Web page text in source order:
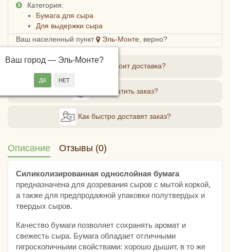
Категория:
Бумага для сыра
Для выдержки сыра
Ваш населенный пункт
Эль-Монте , верно?
Ваш город — Эль-Монте?
Сколько стоит доставка?
Как оплатить заказ?
Как быстро доставят заказ?
Описание Отзывы (0)
Силиколизированная однослойная бумага
предназначена для дозревания сыров с мытой коркой,
а также для предпродажной упаковки полутвердых и
твердых сыров.
Качество бумаги позволяет сохранять аромат и
свежесть сыра. Бумага обладает отличными
гигроскопичными свойствами: хорошо дышит, в то же